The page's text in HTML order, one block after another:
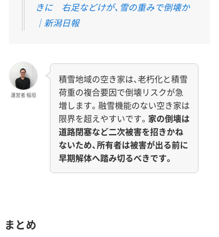
きに 右足などけが、雪の重みで倒壊か
｜新潟日報
運営者 稲垣
積雪地域の空き家は、老朽化と積雪
荷重の複合要因で倒壊リスクが急
増します。融雪機能のない空き家は
限界を超えやすいです。 家の倒壊は
道路閉塞など二次被害を招きかね
ないため、所有者は被害が出る前に
早期解体へ踏み切るべきです。
まとめ